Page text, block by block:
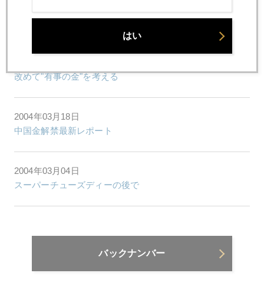
改めて"有事の金"を考える
2004年03月18日
中国金解禁最新レポート
2004年03月04日
スーパーチューズディーの後で
バックナンバー
はい